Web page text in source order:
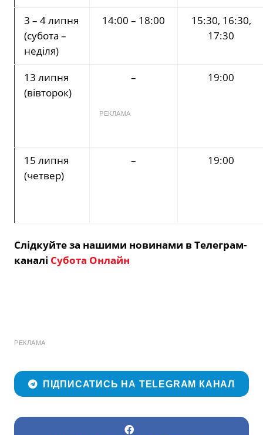
3 – 4 липня
(субота –
неділя)
14:00 – 18:00
15:30, 16:30,
17:30
13 липня
(вівторок)
–
РЕКЛАМА
19:00
15 липня
(четвер)
– 19:00
Слідкуйте за нашими новинами в Телеграм-
каналі Субота Онлайн
РЕКЛАМА
ПІДПИСАТИСЬ НА TELEGRAM КАНАЛ